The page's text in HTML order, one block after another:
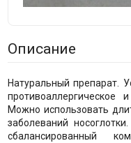
Описание
Натуральный препарат.
противоаллергическое
Можно использовать
заболеваний
сбалансированный